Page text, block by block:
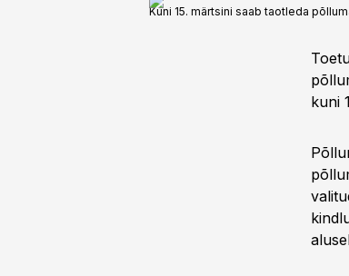
Kuni 15. märtsini saab taotleda
kuni